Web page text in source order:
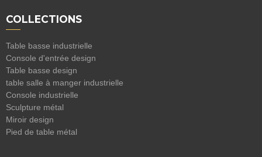
COLLECTIONS
Table basse industrielle
Console d'entrée design
Table basse design
table salle à manger industrielle
Console industrielle
Sculpture métal
Miroir design
Pied de table métal